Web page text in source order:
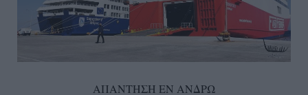
ΑΠΑΝΤΗΣΗ ΕΝ ΑΝΔΡΩ